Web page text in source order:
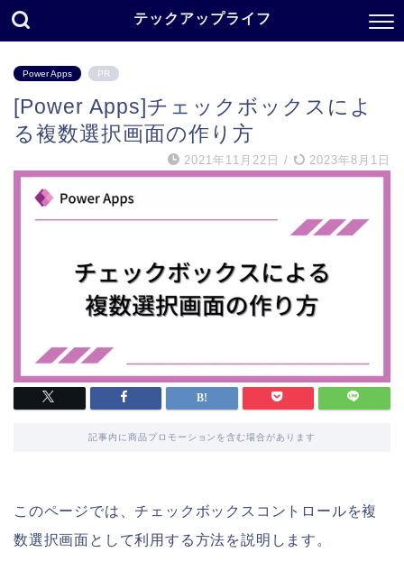
テックアップライフ
Power Apps PR
[Power Apps]チェックボックスによ
る複数選択画面の作り方
2021年11月22日 / 2023年8月1日
記事内に商品プロモーションを含む場合があります
このページでは、チェックボックスコントロールを複
数選択画面として利用する方法を説明します。